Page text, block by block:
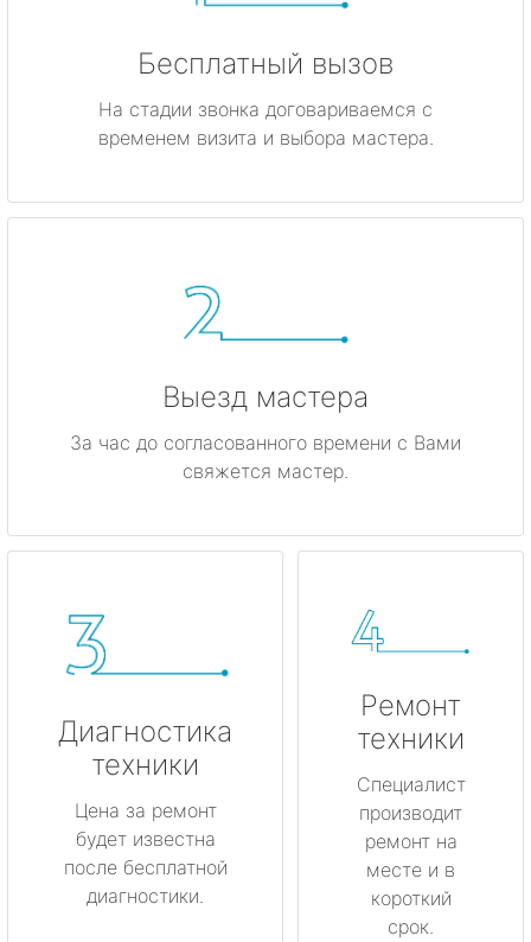
Бесплатный вызов
На стадии звонка договариваемся с
временем визита и выбора мастера.
Выезд мастера
За час до согласованного времени с Вами
свяжется мастер.
Диагностика
техники
Цена за ремонт
будет известна
после бесплатной
диагностики.
Ремонт
техники
Специалист
производит
ремонт на
месте и в
короткий
срок.